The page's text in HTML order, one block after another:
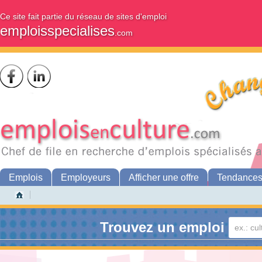
Ce site fait partie du réseau de sites d'emploi
emploisspecialises.com
Emplois Employeurs Afficher une offre Tendances
Trouvez un emploi